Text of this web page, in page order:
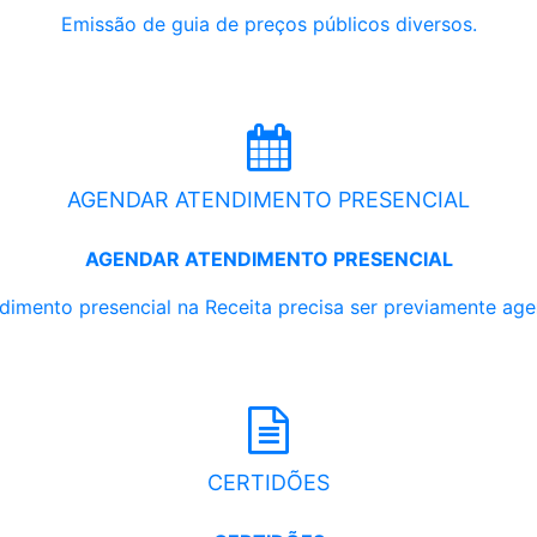
Emissão de guia de preços públicos diversos.
AGENDAR ATENDIMENTO PRESENCIAL
AGENDAR ATENDIMENTO PRESENCIAL
presencial na Receita precisa ser previamente
CERTIDÕES